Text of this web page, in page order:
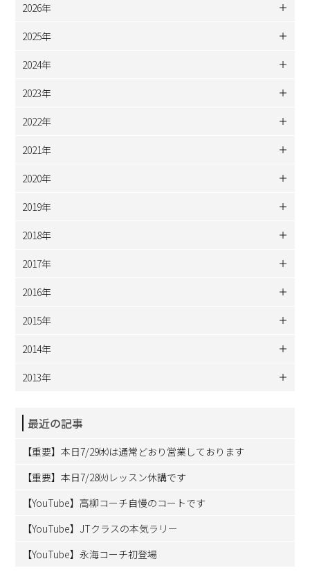
2026年
2025年
2024年
2023年
2022年
2021年
2020年
2019年
2018年
2017年
2016年
2015年
2014年
2013年
最近の記事
【重要】本日7/29㈬は通常どおり営業しております
【重要】本日7/28㈫レッスン休講です
【YouTube】高柳コーチ自慢のコートです
【YouTube】JTクラスの本気ラリー
【YouTube】永海コーチ初登場